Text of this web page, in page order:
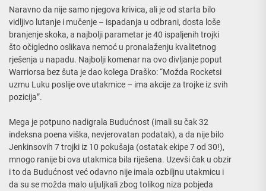
Naravno da nije samo njegova krivica, ali je od starta bilo
vidljivo lutanje i mučenje – ispadanja u odbrani, dosta loše
branjenje skoka, a najbolji parametar je 40 ispaljenih trojki
što očigledno oslikava nemoć u pronalaženju kvalitetnog
rješenja u napadu. Najbolji komenar na ovo divljanje poput
Warriorsa bez šuta je dao kolega Draško: “Možda Rocketsi
uzmu Luku poslije ove utakmice – ima akcije za trojke iz svih
pozicija”.
Mega je potpuno nadigrala Budućnost (imali su čak 32
indeksna poena viška, nevjerovatan podatak), a da nije bilo
Jenkinsovih 7 trojki iz 10 pokušaja (ostatak ekipe 7 od 30!),
mnogo ranije bi ova utakmica bila riješena. Uzevši čak u obzir
i to da Budućnost već odavno nije imala ozbiljnu utakmicu i
da su se možda malo uljuljkali zbog tolikog niza pobjeda